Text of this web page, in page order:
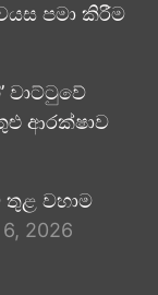
පමා කිරීම
වාට්ටුවේ
ආරක්ෂාව
වහාම
2026